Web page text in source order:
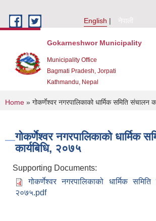
English
नेपाली
Gokarneshwor Municipality
Municipality Office
Bagmati Pradesh, Jorpati
Kathmandu, Nepal
You are here
Home » गोकर्णेश्वर नगरपालिकाको धार्मिक समिति संचालन
गोकर्णेश्वर नगरपालिकाको धार्मिक
कार्यबिधि, २०७५
Supporting Documents:
गोकर्णेश्वर नगरपालिकाको धार्मिक समिति
२०७५.pdf